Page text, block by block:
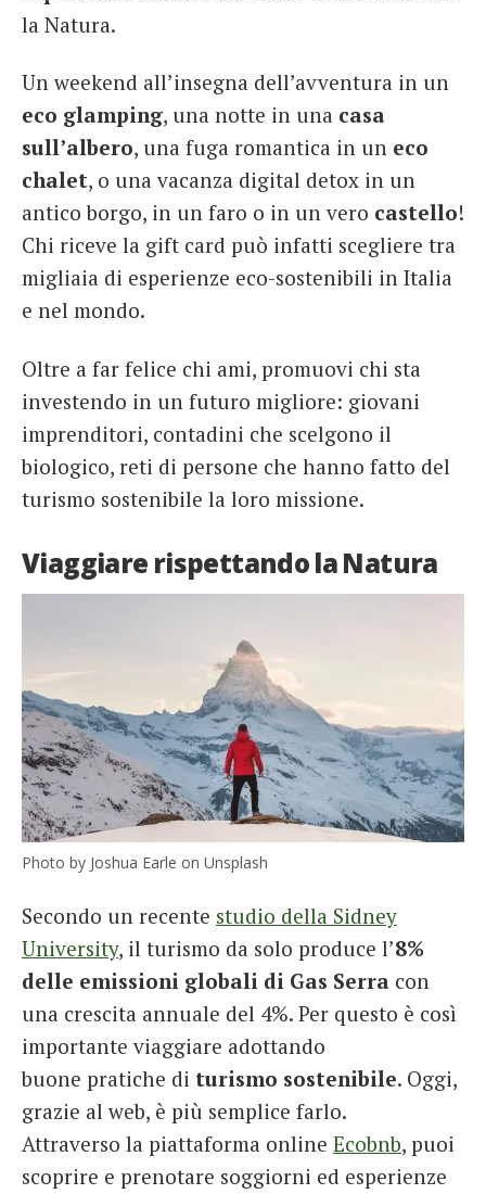
la Natura.
Un weekend all’insegna dell’avventura in un
eco glamping, una notte in una casa
sull’albero, una fuga romantica in un eco
chalet, o una vacanza digital detox in un
antico borgo, in un faro o in un vero castello!
Chi riceve la gift card può infatti scegliere tra
migliaia di esperienze eco-sostenibili in Italia
e nel mondo.
Oltre a far felice chi ami, promuovi chi sta
investendo in un futuro migliore: giovani
imprenditori, contadini che scelgono il
biologico, reti di persone che hanno fatto del
turismo sostenibile la loro missione.
Viaggiare rispettando la Natura
Photo by Joshua Earle on Unsplash
Secondo un recente studio della Sidney
University, il turismo da solo produce l’8%
delle emissioni globali di Gas Serra con
una crescita annuale del 4%. Per questo è così
importante viaggiare adottando
buone pratiche di turismo sostenibile. Oggi,
grazie al web, è più semplice farlo.
Attraverso la piattaforma online Ecobnb, puoi
scoprire e prenotare soggiorni ed esperienze